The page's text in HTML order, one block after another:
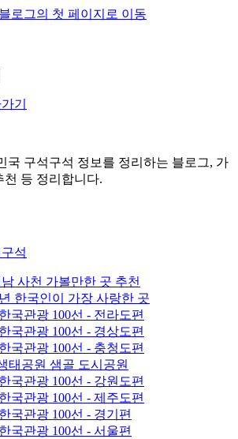
로그의 첫 페이지로 이동
기
국 구석구석 정보를 정리하는 블로그, 가
천 등 정리합니다.
석
사천 가볼만한 곳 추천
한국인이 가장 사랑한 곳
국관광 100선 - 전라도편
국관광 100선 - 경상도편
국관광 100선 - 충청도편
태공원 샘골 도시공원
국관광 100선 - 강원도편
국관광 100선 - 제주도편
국관광 100선 - 경기편
국관광 100선 - 서울편